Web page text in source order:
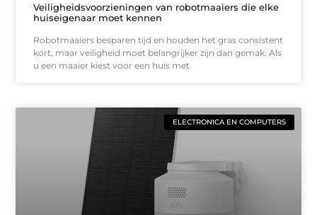
Veiligheidsvoorzieningen van robotmaaiers die elke
huiseigenaar moet kennen
Robotmaaiers besparen tijd en houden het gras consistent
kort, maar veiligheid moet belangrijker zijn dan gemak. Als
u een maaier kiest voor een huis met
ELECTRONICA EN COMPUTERS